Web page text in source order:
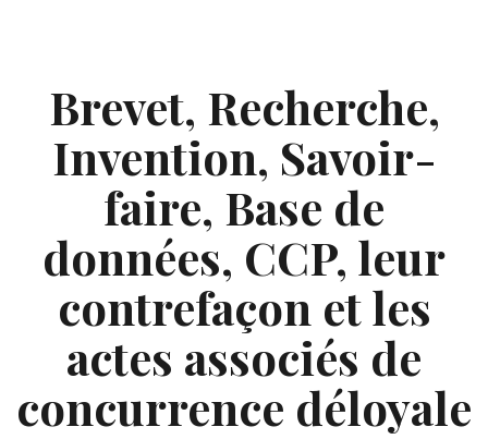
Brevet, Recherche,
Invention, Savoir-
faire, Base de
données, CCP, leur
contrefaçon et les
actes associés de
concurrence déloyale